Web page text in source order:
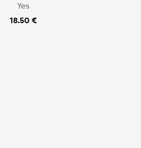
Yes
18.50 €